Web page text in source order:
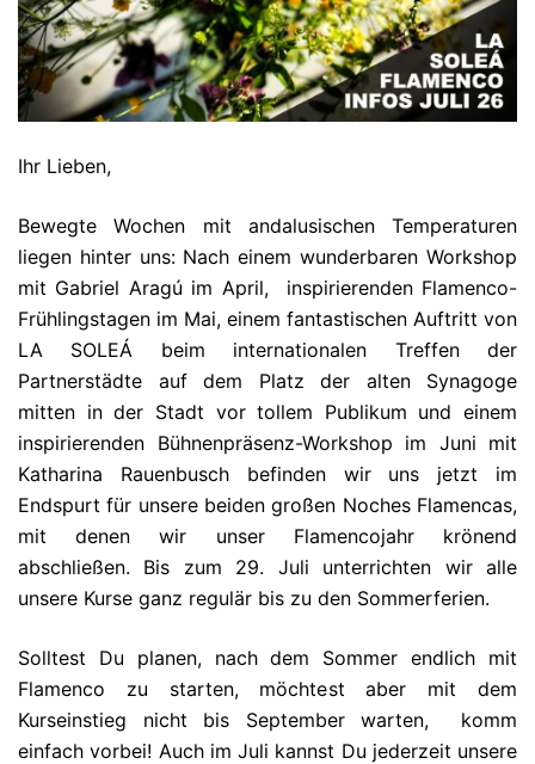
Ihr Lieben,
Bewegte Wochen mit andalusischen Temperaturen
liegen hinter uns: Nach einem wunderbaren Workshop
mit Gabriel Aragú im April, inspirierenden Flamenco-
Frühlingstagen im Mai, einem fantastischen Auftritt von
LA SOLEÁ beim internationalen Treffen der
Partnerstädte auf dem Platz der alten Synagoge
mitten in der Stadt vor tollem Publikum und einem
inspirierenden Bühnenpräsenz-Workshop im Juni mit
Katharina Rauenbusch befinden wir uns jetzt im
Endspurt für unsere beiden großen Noches Flamencas,
mit denen wir unser Flamencojahr krönend
abschließen. Bis zum 29. Juli unterrichten wir alle
unsere Kurse ganz regulär bis zu den Sommerferien.
Solltest Du planen, nach dem Sommer endlich mit
Flamenco zu starten, möchtest aber mit dem
Kurseinstieg nicht bis September warten, komm
einfach vorbei! Auch im Juli kannst Du jederzeit unsere